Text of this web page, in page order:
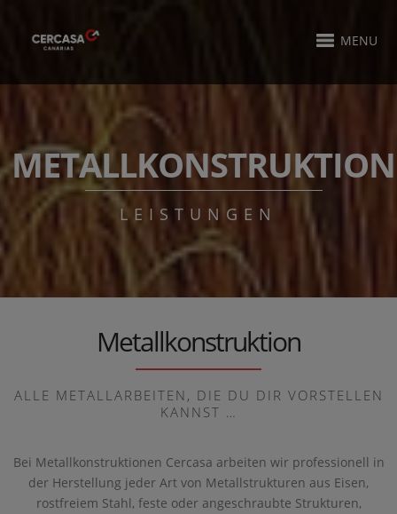
MENU
METALLKONSTRUKTION
LEISTUNGEN
Metallkonstruktion
ALLE METALLARBEITEN, DIE DU DIR VORSTELLEN
KANNST …
Bei Metallkonstruktionen Cercasa arbeiten wir professionell in
der Herstellung jeder Art von Metallstrukturen aus Eisen,
rostfreiem Stahl, feste oder angeschraubte Strukturen,